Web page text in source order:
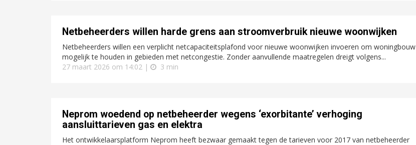
Netbeheerders willen harde grens aan stroomverbruik nieuwe woonwijken
Netbeheerders willen een verplicht netcapaciteitsplafond voor nieuwe woonwijken invoeren om woningbouw
mogelijk te houden in gebieden met netcongestie. Zonder aanvullende maatregelen dreigt volgens...
27 maart 2026 om 14:02 |
3 min
Neprom woedend op netbeheerder wegens ‘exorbitante’ verhoging
aansluittarieven gas en elektra
Het ontwikkelaarsplatform Neprom heeft bezwaar gemaakt tegen de tarieven voor 2017 van netbeheerder